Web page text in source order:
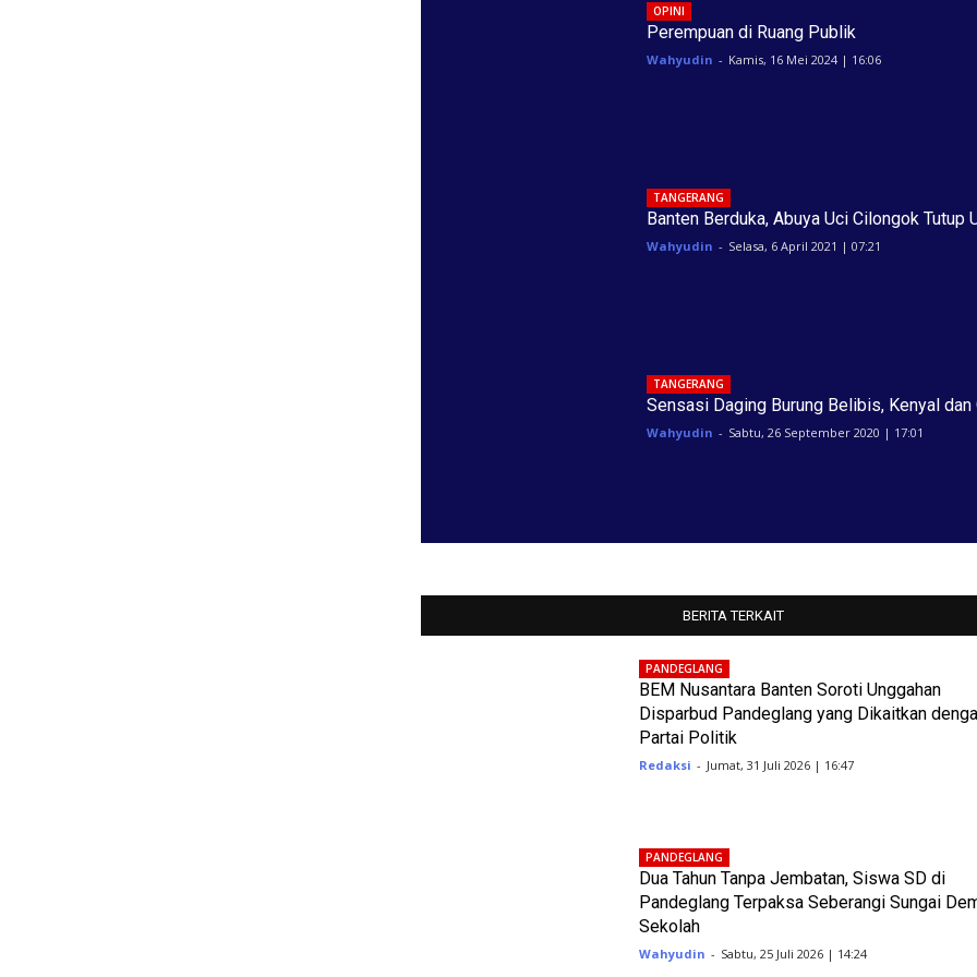
OPINI
Perempuan di Ruang Publik
Wahyudin - Kamis, 16 Mei 2024 | 16:06
TANGERANG
Banten Berduka, Abuya Uci Cilongok Tutup
Wahyudin - Selasa, 6 April 2021 | 07:21
TANGERANG
Sensasi Daging Burung Belibis, Kenyal dan
Wahyudin - Sabtu, 26 September 2020 | 17:01
BERITA TERKAIT
PANDEGLANG
BEM Nusantara Banten Soroti Unggahan
Disparbud Pandeglang yang Dikaitkan
Partai Politik
Redaksi - Jumat, 31 Juli 2026 | 16:47
PANDEGLANG
Dua Tahun Tanpa Jembatan, Siswa SD di
Pandeglang Terpaksa Seberangi Sungai
Sekolah
Wahyudin - Sabtu, 25 Juli 2026 | 14:24